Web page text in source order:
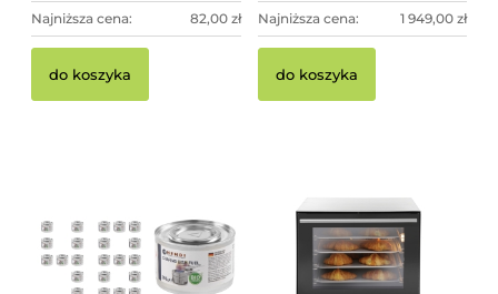
Najniższa cena: 82,00 zł
do koszyka
Najniższa cena: 1 949,00 zł
do koszyka